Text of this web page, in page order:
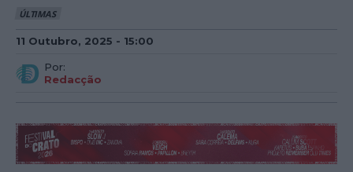
ÚLTIMAS
11 Outubro, 2025 - 15:00
Por:
Redacção